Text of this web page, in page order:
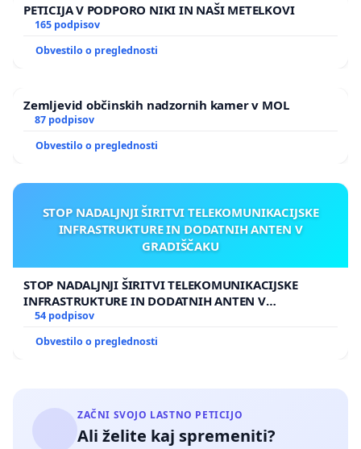
PETICIJA V PODPORO NIKI IN NAŠI METELKOVI
165 podpisov
Obvestilo o preglednosti
Zemljevid občinskih nadzornih kamer v MOL
87 podpisov
Obvestilo o preglednosti
STOP NADALJNJI ŠIRITVI TELEKOMUNIKACIJSKE
INFRASTRUKTURE IN DODATNIH ANTEN V
GRADIŠČAKU
STOP NADALJNJI ŠIRITVI TELEKOMUNIKACIJSKE
INFRASTRUKTURE IN DODATNIH ANTEN V
GRADIŠČAKU
54 podpisov
Obvestilo o preglednosti
ZAČNI SVOJO LASTNO PETICIJO
Ali želite kaj spremeniti?